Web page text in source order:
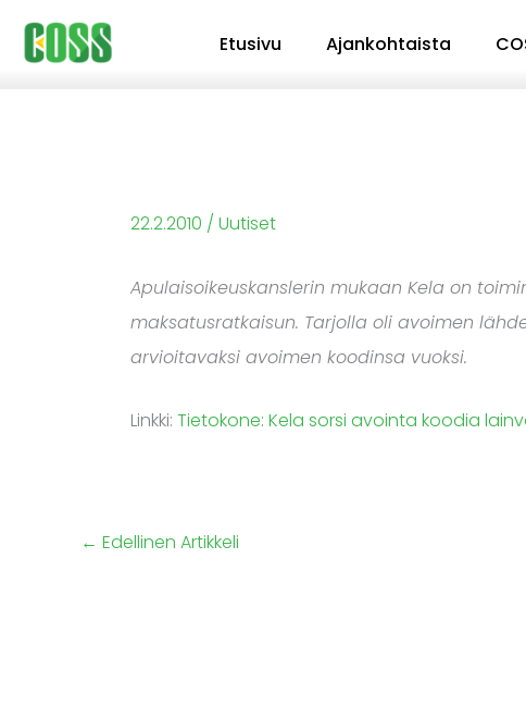
Siirry
sisältöön
Etusivu Ajankohtaista
22.2.2010 / Uutiset
Apulaisoikeuskanslerin mukaan Kela on
maksatusratkaisun. Tarjolla oli avoimen
arvioitavaksi avoimen koodinsa vuoksi.
Linkki: Tietokone: Kela sorsi avointa koodia
← Edellinen Artikkeli